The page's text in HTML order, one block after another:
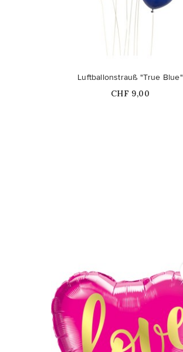
Nicht auf Lager
Luftballonstrauß "True Blue"
Price
CHF 9,00